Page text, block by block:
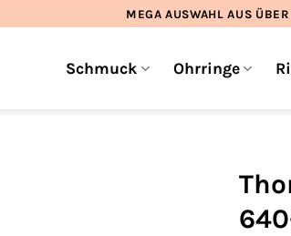
MEGA AUSWAHL AUS
Schmuck Ohrringe